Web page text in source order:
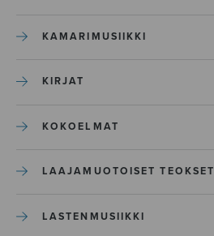
KAMARIMUSIIKKI
KIRJAT
KOKOELMAT
LAAJAMUOTOISET TEOKSET
LASTENMUSIIKKI